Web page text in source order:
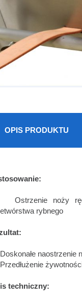
OPIS PRODUKTU
noży
rybnego
naostrzenie
techniczny: